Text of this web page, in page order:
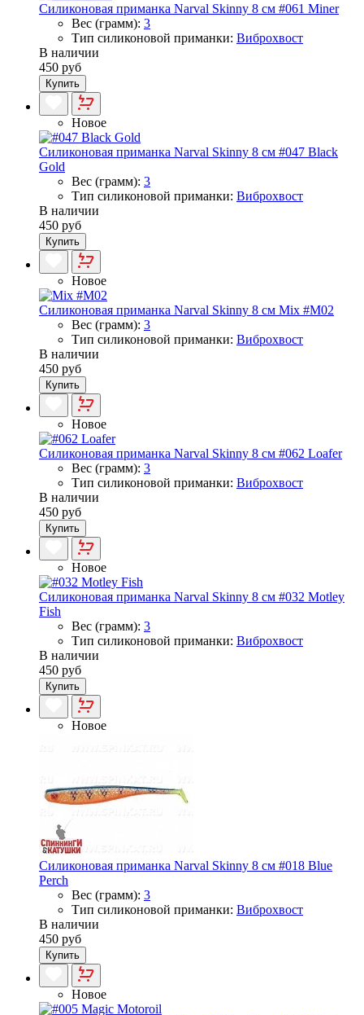
Силиконовая приманка Narval Skinny 8 см #061 Miner
Вес (грамм): 3
Тип силиконовой приманки: Виброхвост
В наличии
450 руб
Купить
Новое
Силиконовая приманка Narval Skinny 8 см #047 Black
Gold
Вес (грамм): 3
Тип силиконовой приманки: Виброхвост
В наличии
450 руб
Купить
Новое
Силиконовая приманка Narval Skinny 8 см Mix #M02
Вес (грамм): 3
Тип силиконовой приманки: Виброхвост
В наличии
450 руб
Купить
Новое
Силиконовая приманка Narval Skinny 8 см #062 Loafer
Вес (грамм): 3
Тип силиконовой приманки: Виброхвост
В наличии
450 руб
Купить
Новое
Силиконовая приманка Narval Skinny 8 см #032 Motley
Fish
Вес (грамм): 3
Тип силиконовой приманки: Виброхвост
В наличии
450 руб
Купить
Новое
Силиконовая приманка Narval Skinny 8 см #018 Blue
Perch
Вес (грамм): 3
Тип силиконовой приманки: Виброхвост
В наличии
450 руб
Купить
Новое